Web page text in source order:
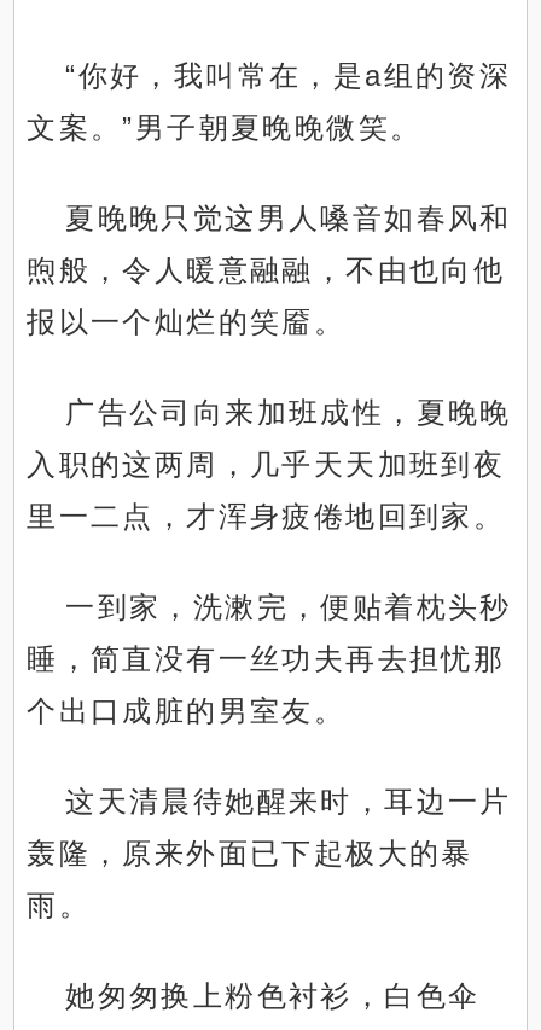
“你好，我叫常在，是a组的资深
文案。”男子朝夏晚晚微笑。
夏晚晚只觉这男人嗓音如春风和
煦般，令人暖意融融，不由也向他
报以一个灿烂的笑靥。
广告公司向来加班成性，夏晚晚
入职的这两周，几乎天天加班到夜
里一二点，才浑身疲倦地回到家。
一到家，洗漱完，便贴着枕头秒
睡，简直没有一丝功夫再去担忧那
个出口成脏的男室友。
这天清晨待她醒来时，耳边一片
轰隆，原来外面已下起极大的暴
雨。
她匆匆换上粉色衬衫，白色伞